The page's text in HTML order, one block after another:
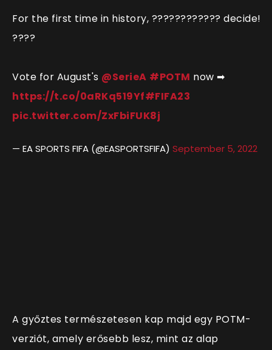
For the first time in history, ???????????? decide!
????
Vote for August's @SerieA #POTM now ➡
https://t.co/0aRKq519Yf#FIFA23
pic.twitter.com/ZxFbiFUK8j
— EA SPORTS FIFA (@EASPORTSFIFA) September 5, 2022
A győztes természetesen kap majd egy POTM-
verziót, amely erősebb lesz, mint az alap